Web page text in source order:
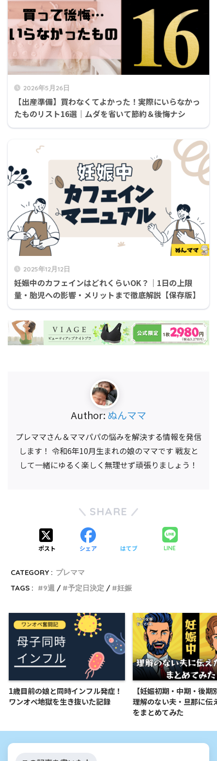
2026年5月26日
【出産準備】買わなくてよかった！実際にいらなかっ
たものリスト16選｜ムダを省いて節約＆後悔ナシ
2025年12月12日
妊娠中のカフェインはどれくらいOK？｜1日の上限
量・胎児への影響・メリットまで徹底解説【保存版】
Author: ぬんママ
プレママさん＆ママパパの悩みを解決する情報を発信
します！ 令和6年10月生まれの娘のママです 戦友と
して一緒にゆるく楽しく無理せず頑張りましょう！
SHARE
ポスト シェア はてブ LINE
CATEGORY : プレママ
TAGS :
9週 予定日決定 妊娠
1歳目前の娘と同時インフル発症！
ワンオペ地獄を生き抜いた記録
【妊娠初期・中期・後期
理解のない夫・旦那に伝
をまとめてみた